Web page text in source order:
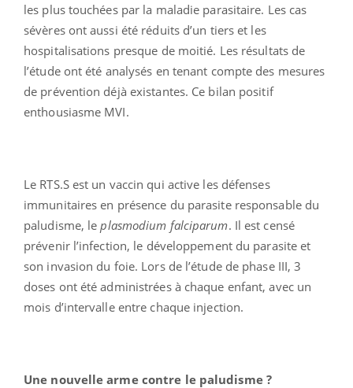
les plus touchées par la maladie parasitaire. Les cas
sévères ont aussi été réduits d’un tiers et les
hospitalisations presque de moitié. Les résultats de
l’étude ont été analysés en tenant compte des mesures
de prévention déjà existantes. Ce bilan positif
enthousiasme MVI.
Le RTS.S est un vaccin qui active les défenses
immunitaires en présence du parasite responsable du
paludisme, leplasmodium falciparum. Il est censé
prévenir l’infection, le développement du parasite et
son invasion du foie. Lors de l’étude de phase III, 3
doses ont été administrées à chaque enfant, avec un
mois d’intervalle entre chaque injection.
Une nouvelle arme contre le paludisme ?